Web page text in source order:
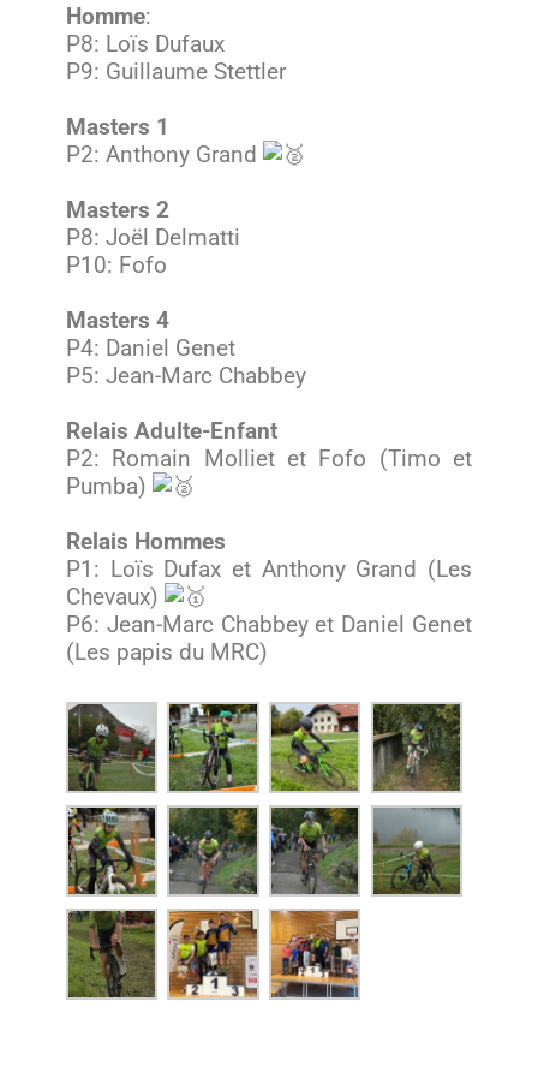
Homme:
P8: Loïs Dufaux
P9: Guillaume Stettler
Masters 1
P2: Anthony Grand
Masters 2
P8: Joël Delmatti
P10: Fofo
Masters 4
P4: Daniel Genet
P5: Jean-Marc Chabbey
Relais Adulte-Enfant
P2: Romain Molliet et Fofo (Timo et
Pumba)
Relais Hommes
P1: Loïs Dufax et Anthony Grand (Les
Chevaux)
P6: Jean-Marc Chabbey et Daniel Genet
(Les papis du MRC)